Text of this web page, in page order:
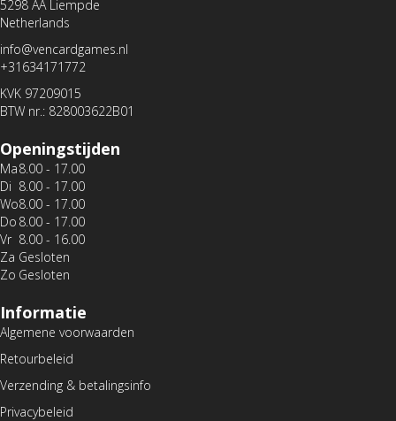
5298 AA Liempde
Netherlands
info@vencardgames.nl
+31634171772
KVK 97209015
BTW nr.: 828003622B01
Openingstijden
Ma
Di
Wo
Do
Vr
Za
Zo
8.00 - 17.00
8.00 - 17.00
8.00 - 17.00
8.00 - 17.00
8.00 - 16.00
Gesloten
Gesloten
Informatie
Algemene voorwaarden
Retourbeleid
Verzending & betalingsinfo
Privacybeleid